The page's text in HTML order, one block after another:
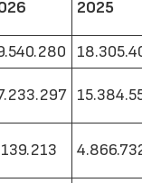
2025